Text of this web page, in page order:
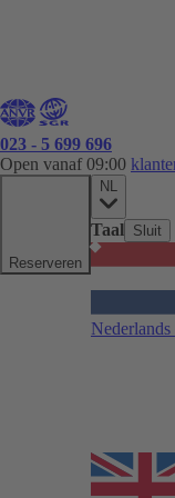
023 - 5 699 696
Open vanaf 09:00
Reserveren
NL
Taal Sluit
Nederlands